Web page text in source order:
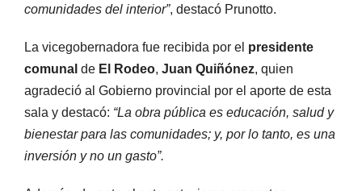
comunidades del interior”, destacó Prunotto.
La vicegobernadora fue recibida por el presidente
comunal de El Rodeo, Juan Quiñónez, quien
agradeció al Gobierno provincial por el aporte de esta
sala y destacó: “La obra pública es educación, salud y
bienestar para las comunidades; y, por lo tanto, es una
inversión y no un gasto”.